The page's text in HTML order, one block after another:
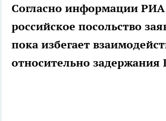
Согласно информации
российское посольство
пока избегает
относительно задержания